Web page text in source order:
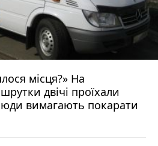
місця?» На
двічі проїхали
вимагають покарати